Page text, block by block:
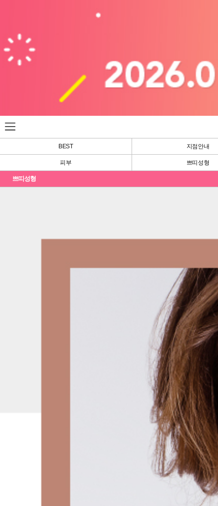
BEST 지점안내
피부 쁘띠성형
쁘띠성형